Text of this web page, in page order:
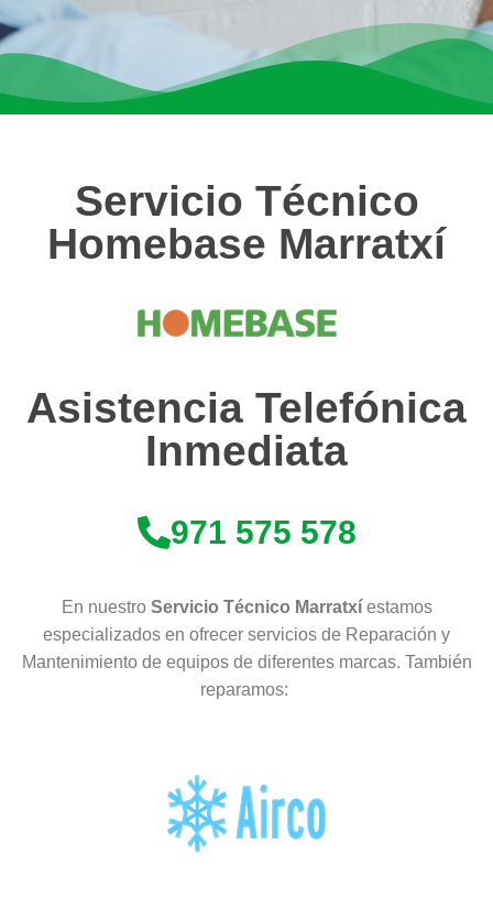
Servicio Técnico
Homebase Marratxí
Asistencia Telefónica
Inmediata
971 575 578
En nuestro Servicio Técnico Marratxíestamos
especializados en ofrecer servicios de Reparación y
Mantenimiento de equipos de diferentes marcas. También
reparamos: